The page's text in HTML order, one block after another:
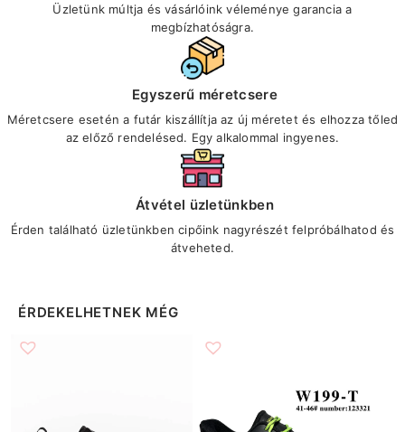
Üzletünk múltja és vásárlóink véleménye garancia a
megbízhatóságra.
Egyszerű méretcsere
Méretcsere esetén a futár kiszállítja az új méretet és elhozza tőled
az előző rendelésed. Egy alkalommal ingyenes.
Átvétel üzletünkben
Érden található üzletünkben cipőink nagyrészét felpróbálhatod és
átveheted.
ÉRDEKELHETNEK MÉG